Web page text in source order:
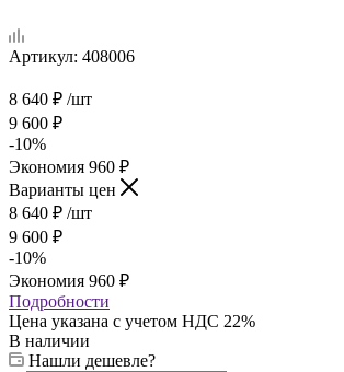
Артикул: 408006
8 640 ₽ /шт
9 600 ₽
-10%
Экономия 960 ₽
Варианты цен
8 640 ₽ /шт
9 600 ₽
-10%
Экономия 960 ₽
Подробности
Цена указана с учетом НДС 22%
В наличии
Нашли дешевле?